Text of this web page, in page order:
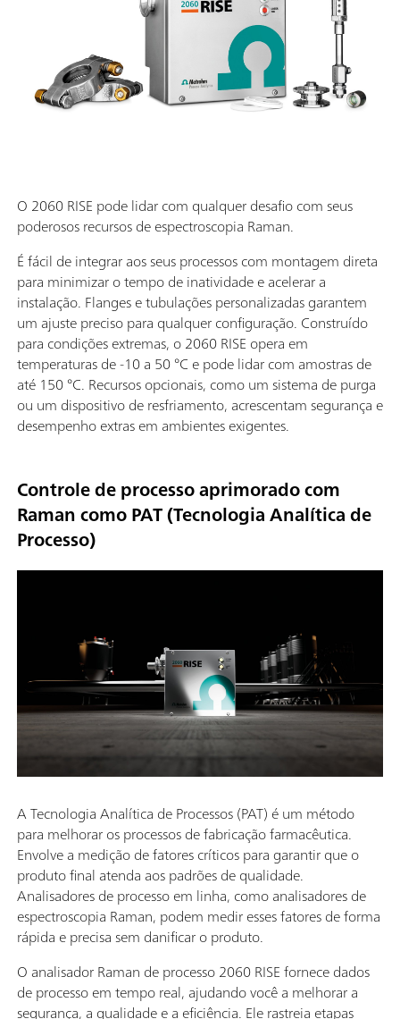
O 2060 RISE pode lidar com qualquer desafio com seus
poderosos recursos de espectroscopia Raman.
É fácil de integrar aos seus processos com montagem direta
para minimizar o tempo de inatividade e acelerar a
instalação. Flanges e tubulações personalizadas garantem
um ajuste preciso para qualquer configuração. Construído
para condições extremas, o 2060 RISE opera em
temperaturas de -10 a 50 °C e pode lidar com amostras de
até 150 °C. Recursos opcionais, como um sistema de purga
ou um dispositivo de resfriamento, acrescentam segurança e
desempenho extras em ambientes exigentes.
Controle de processo aprimorado com
Raman como PAT (Tecnologia Analítica de
Processo)
A Tecnologia Analítica de Processos (PAT) é um método
para melhorar os processos de fabricação farmacêutica.
Envolve a medição de fatores críticos para garantir que o
produto final atenda aos padrões de qualidade.
Analisadores de processo em linha, como analisadores de
espectroscopia Raman, podem medir esses fatores de forma
rápida e precisa sem danificar o produto.
O analisador Raman de processo 2060 RISE fornece dados
de processo em tempo real, ajudando você a melhorar a
segurança, a qualidade e a eficiência. Ele rastreia etapas